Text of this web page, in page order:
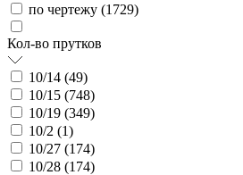
по чертежу (1729)
Кол-во прутков
10/14 (49)
10/15 (748)
10/19 (349)
10/2 (1)
10/27 (174)
10/28 (174)